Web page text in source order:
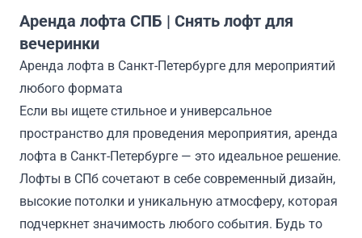
Аренда лофта СПБ | Снять лофт для
вечеринки
Аренда лофта в Санкт-Петербурге для мероприятий
любого формата
Если вы ищете стильное и универсальное
пространство для проведения мероприятия, аренда
лофта в Санкт-Петербурге — это идеальное решение.
Лофты в СПб сочетают в себе современный дизайн,
высокие потолки и уникальную атмосферу, которая
подчеркнет значимость любого события. Будь то